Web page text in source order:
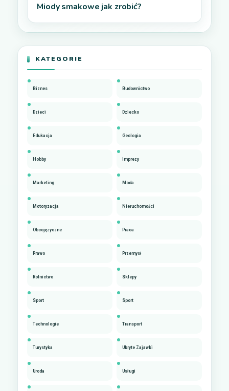
Miody smakowe jak zrobić?
KATEGORIE
Biznes Budownictwo
Dzieci Dziecko
Edukacja Geologia
Hobby Imprezy
Marketing Moda
Motoryzacja Nieruchomości
Obcojęzyczne Praca
Prawo Przemysł
Rolnictwo Sklepy
Sport Sport
Technologie Transport
Turystyka Ukryte Zajawki
Uroda Usługi